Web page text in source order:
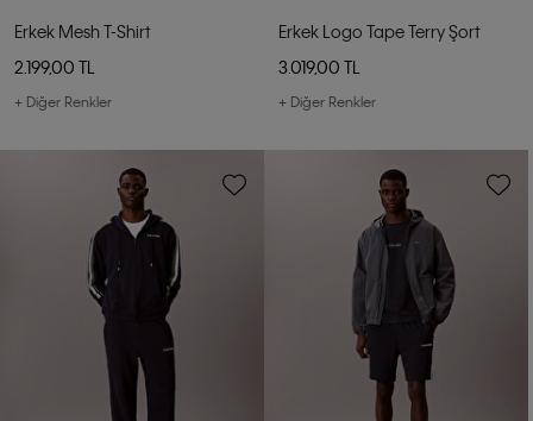
Erkek Mesh T-Shirt
2.199,00 TL
+ Diğer Renkler
Erkek Logo Tape Terry Şort
3.019,00 TL
+ Diğer Renkler